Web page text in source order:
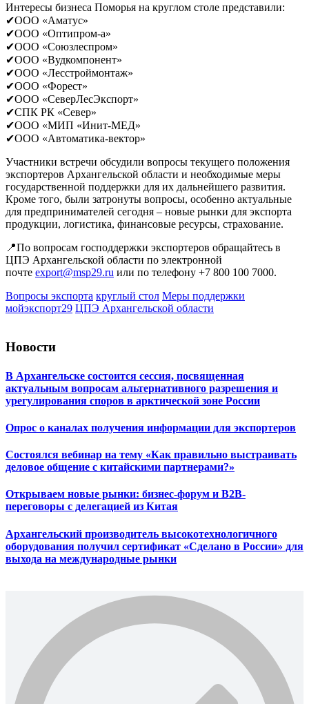
Интересы бизнеса Поморья на круглом столе представили:
✔ООО «Аматус»
✔ООО «Оптипром-а»
✔ООО «Союзлеспром»
✔ООО «Вудкомпонент»
✔ООО «Лесстроймонтаж»
✔ООО «Форест»
✔ООО «СеверЛесЭкспорт»
✔СПК РК «Север»
✔ООО «МИП «Инит-МЕД»
✔ООО «Автоматика-вектор»
Участники встречи обсудили вопросы текущего положения
экспортеров Архангельской области и необходимые меры
государственной поддержки для их дальнейшего развития.
Кроме того, были затронуты вопросы, особенно актуальные
для предпринимателей сегодня – новые рынки для экспорта
продукции, логистика, финансовые ресурсы, страхование.
📍По вопросам господдержки экспортеров обращайтесь в
ЦПЭ Архангельской области по электронной
почте export@msp29.ru или по телефону +7 800 100 7000.
Вопросы экспорта круглый стол Меры поддержки
мойэкспорт29 ЦПЭ Архангельской области
Новости
В Архангельске состоится сессия, посвященная
актуальным вопросам альтернативного разрешения и
урегулирования споров в арктической зоне России
Опрос о каналах получения информации для экспортеров
Состоялся вебинар на тему «Как правильно выстраивать
деловое общение с китайскими партнерами?»
Открываем новые рынки: бизнес-форум и B2B-
переговоры с делегацией из Китая
Архангельский производитель высокотехнологичного
оборудования получил сертификат «Сделано в России» для
выхода на международные рынки